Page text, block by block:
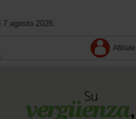
| 7 agosto 2026.
Afiliate